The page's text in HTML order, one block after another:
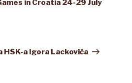
in Croatia 24-29 July
HSK-a Igora Lackovića